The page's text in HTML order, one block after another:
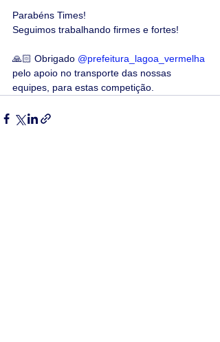
Parabéns Times!
Seguimos trabalhando firmes e fortes!
🙏🏻 Obrigado @prefeitura_lagoa_vermelha
pelo apoio no transporte das nossas
equipes, para estas competição.